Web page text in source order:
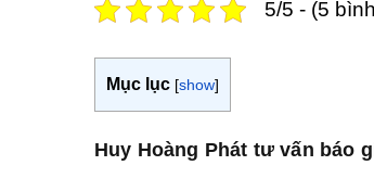
5/5 - (5
Mục lục [show]
Huy Hoàng Phát tư vấn báo